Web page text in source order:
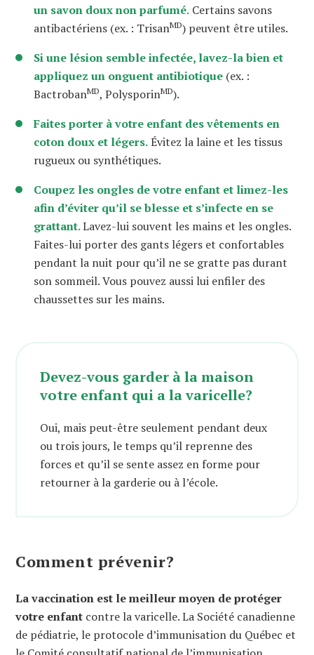
un savon doux non parfumé. Certains savons
antibactériens (ex. : TrisanMD) peuvent être utiles.
Si une lésion semble infectée, lavez-la bien et
appliquez un onguent antibiotique (ex. :
BactrobanMD, PolysporinMD).
Faites porter à votre enfant des vêtements en
coton doux et légers.Évitez la laine et les tissus
rugueux ou synthétiques.
Coupez les ongles de votre enfant et limez-les
afin d’éviter qu’il se blesse et s’infecte en se
grattant.Lavez-lui souvent les mains et les ongles.
Faites-lui porter des gants légers et confortables
pendant la nuit pour qu’il ne se gratte pas durant
son sommeil. Vous pouvez aussi lui enfiler des
chaussettes sur les mains.
Devez-vous garder à la maison
votre enfant qui a la varicelle?
Oui, mais peut-être seulement pendant deux
ou trois jours, le temps qu’il reprenne des
forces et qu’il se sente assez en forme pour
retourner à la garderie ou à l’école.
Comment prévenir?
La vaccination est le meilleur moyen de protéger
votre enfant contre la varicelle. La Société canadienne
de pédiatrie, le protocole d’immunisation du Québec et